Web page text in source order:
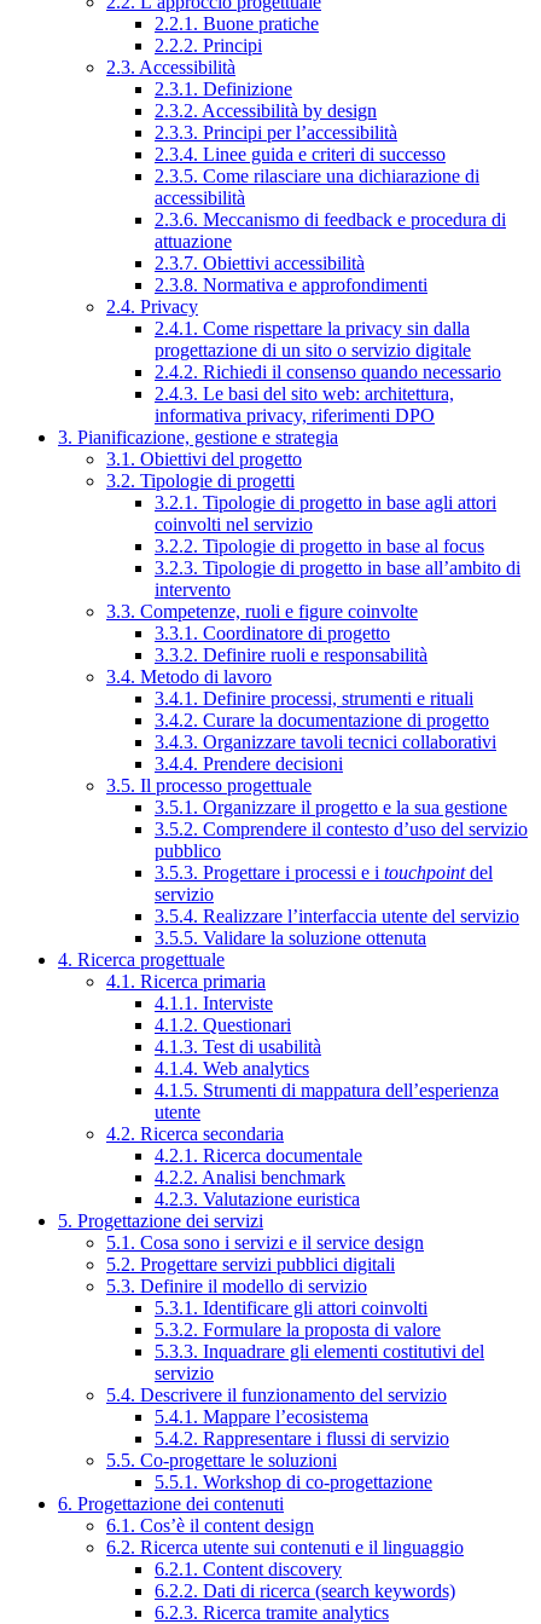
2.2.1. Buone pratiche
2.2.2. Principi
2.3. Accessibilità
2.3.1. Definizione
2.3.2. Accessibilità by design
2.3.3. Principi per l’accessibilità
2.3.4. Linee guida e criteri di successo
2.3.5. Come rilasciare una dichiarazione di
accessibilità
2.3.6. Meccanismo di feedback e procedura di
attuazione
2.3.7. Obiettivi accessibilità
2.3.8. Normativa e approfondimenti
2.4. Privacy
2.4.1. Come rispettare la privacy sin dalla
progettazione di un sito o servizio digitale
2.4.2. Richiedi il consenso quando necessario
2.4.3. Le basi del sito web: architettura,
informativa privacy, riferimenti DPO
3. Pianificazione, gestione e strategia
3.1. Obiettivi del progetto
3.2. Tipologie di progetti
3.2.1. Tipologie di progetto in base agli attori
coinvolti nel servizio
3.2.2. Tipologie di progetto in base al focus
3.2.3. Tipologie di progetto in base all’ambito di
intervento
3.3. Competenze, ruoli e figure coinvolte
3.3.1. Coordinatore di progetto
3.3.2. Definire ruoli e responsabilità
3.4. Metodo di lavoro
3.4.1. Definire processi, strumenti e rituali
3.4.2. Curare la documentazione di progetto
3.4.3. Organizzare tavoli tecnici collaborativi
3.4.4. Prendere decisioni
3.5. Il processo progettuale
3.5.1. Organizzare il progetto e la sua gestione
3.5.2. Comprendere il contesto d’uso del servizio
pubblico
3.5.3. Progettare i processi e i touchpointdel
servizio
3.5.4. Realizzare l’interfaccia utente del servizio
3.5.5. Validare la soluzione ottenuta
4. Ricerca progettuale
4.1. Ricerca primaria
4.1.1. Interviste
4.1.2. Questionari
4.1.3. Test di usabilità
4.1.4. Web analytics
4.1.5. Strumenti di mappatura dell’esperienza
utente
4.2. Ricerca secondaria
4.2.1. Ricerca documentale
4.2.2. Analisi benchmark
4.2.3. Valutazione euristica
5. Progettazione dei servizi
5.1. Cosa sono i servizi e il service design
5.2. Progettare servizi pubblici digitali
5.3. Definire il modello di servizio
5.3.1. Identificare gli attori coinvolti
5.3.2. Formulare la proposta di valore
5.3.3. Inquadrare gli elementi costitutivi del
servizio
5.4. Descrivere il funzionamento del servizio
5.4.1. Mappare l’ecosistema
5.4.2. Rappresentare i flussi di servizio
5.5. Co-progettare le soluzioni
5.5.1. Workshop di co-progettazione
6. Progettazione dei contenuti
6.1. Cos’è il content design
6.2. Ricerca utente sui contenuti e il linguaggio
6.2.1. Content discovery
6.2.2. Dati di ricerca (search keywords)
6.2.3. Ricerca tramite analytics